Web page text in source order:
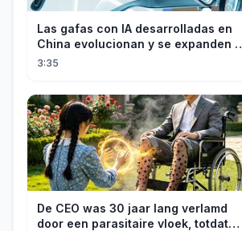
Las gafas con IA desarrolladas en
China evolucionan y se expanden a
los mercados internacionales
3:35
De CEO was 30 jaar lang verlamd
door een parasitaire vloek, totdat